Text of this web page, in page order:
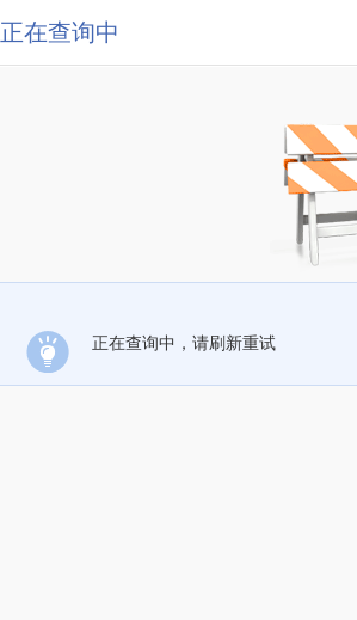
正在查询中
正在查询中，请刷新重试